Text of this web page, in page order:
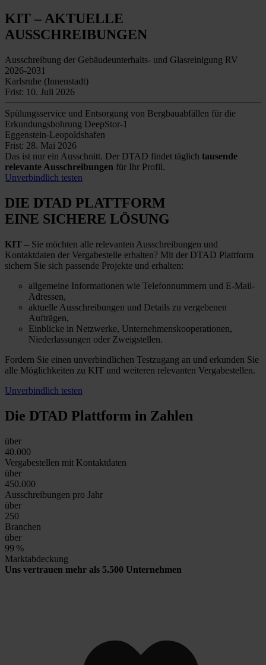
KIT – AKTUELLE
AUSSCHREIBUNGEN
Ausschreibung der Gebäudeunterhalts- und Glasreinigung RV
2026-2031
Karlsruhe (Innenstadt)
Frist: 10. Juli 2026
Spülungsservice und Entsorgung von Bergbauabfällen für die
Erkundungsbohrung DeepStor-1
Eggenstein-Leopoldshafen
Frist: 28. Mai 2026
Das ist nur ein Ausschnitt. Der DTAD findet täglich tausende
relevante Ausschreibungen für Ihr Profil.
Unverbindlich testen
DIE DTAD PLATTFORM
EINE SICHERE LÖSUNG
KIT – Sie möchten alle relevanten Ausschreibungen und
Kontaktdaten der Vergabestelle erhalten? Mit der DTAD Plattform
sichern Sie sich passende Projekte und erhalten:
allgemeine Informationen wie Telefonnummern und E-Mail-
Adressen,
aktuelle Ausschreibungen und Details zu vergebenen
Aufträgen,
Einblicke in Netzwerke, Unternehmenskooperationen,
Niederlassungen oder Zweigstellen.
Fordern Sie einen unverbindlichen Testzugang an und erkunden Sie
alle Möglichkeiten zu KIT und weiteren relevanten Vergabestellen.
Unverbindlich testen
Die DTAD Plattform in Zahlen
über
40.000
Vergabestellen mit Kontaktdaten
über
450.000
Ausschreibungen pro Jahr
über
250
Branchen
über
99 %
Marktabdeckung
Uns vertrauen mehr als 5.500 Unternehmen